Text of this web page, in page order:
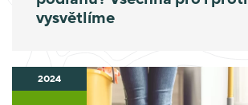
vysvětlíme
2024